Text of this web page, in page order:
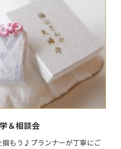
＆相談会
掴もう♪プランナーが丁寧にご